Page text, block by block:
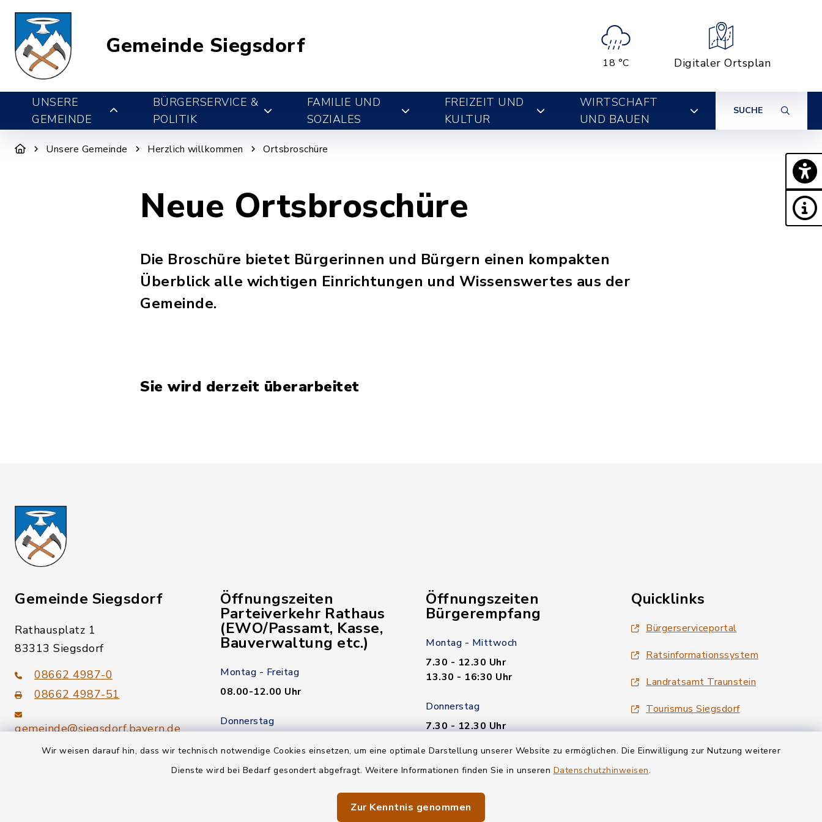
Wir weisen darauf hin, dass wir technisch notwendige Cookies einsetzen, um eine optimale Darstellung unserer Website zu ermöglichen. Die Einwilligung zur Nutzung weiterer
Dienste wird bei Bedarf gesondert abgefragt. Weitere Informationen finden Sie in unseren Datenschutzhinweisen.
Zur Kenntnis genommen
Gemeinde Siegsdorf
18 °C Digitaler Ortsplan
UNSERE
GEMEINDE
BÜRGERSERVICE &
POLITIK
FAMILIE UND
SOZIALES
FREIZEIT UND
KULTUR
WIRTSCHAFT
UND BAUEN
SUCHE
Unsere Gemeinde Herzlich willkommen Ortsbroschüre
Neue Ortsbroschüre
Die Broschüre bietet Bürgerinnen und Bürgern einen kompakten
Überblick alle wichtigen Einrichtungen und Wissenswertes aus der
Gemeinde.
Sie wird derzeit überarbeitet
Gemeinde Siegsdorf
Rathausplatz 1
83313 Siegsdorf
08662 4987-0
08662 4987-51
gemeinde@siegsdorf.bayern.de
Öffnungszeiten
Parteiverkehr Rathaus
(EWO/Passamt, Kasse,
Bauverwaltung etc.)
Montag - Freitag
08.00-12.00 Uhr
Donnerstag
Kein Termin nötig!
Öffnungszeiten
Bürgerempfang
Montag - Mittwoch
7.30 - 12.30 Uhr
13.30 - 16:30 Uhr
Donnerstag
7.30 - 12.30 Uhr
Freitag
7.30 - 12.30 Uhr
Quicklinks
Bürgerserviceportal
Ratsinformationssystem
Landratsamt Traunstein
Tourismus Siegsdorf
Wirtschaftsregion Chiemgau